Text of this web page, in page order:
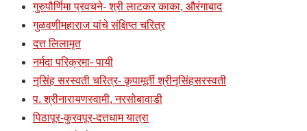
गुरुपौर्णिमा प्रवचने- श्री लाटकर काका, औरंगाबाद
गुळवणीमहाराज यांचे संक्षिप्त चरित्र
दत्त लिलामृत
नर्मदा परिक्रमा- पायी
नृसिंह सरस्वती चरित्र- कृपामूर्ती श्रीनृसिंहसरस्वती
प. श्रीनारायणस्वामी, नरसोबावाडी
पिठापूर-कुरवपूर-दत्तधाम यात्रा